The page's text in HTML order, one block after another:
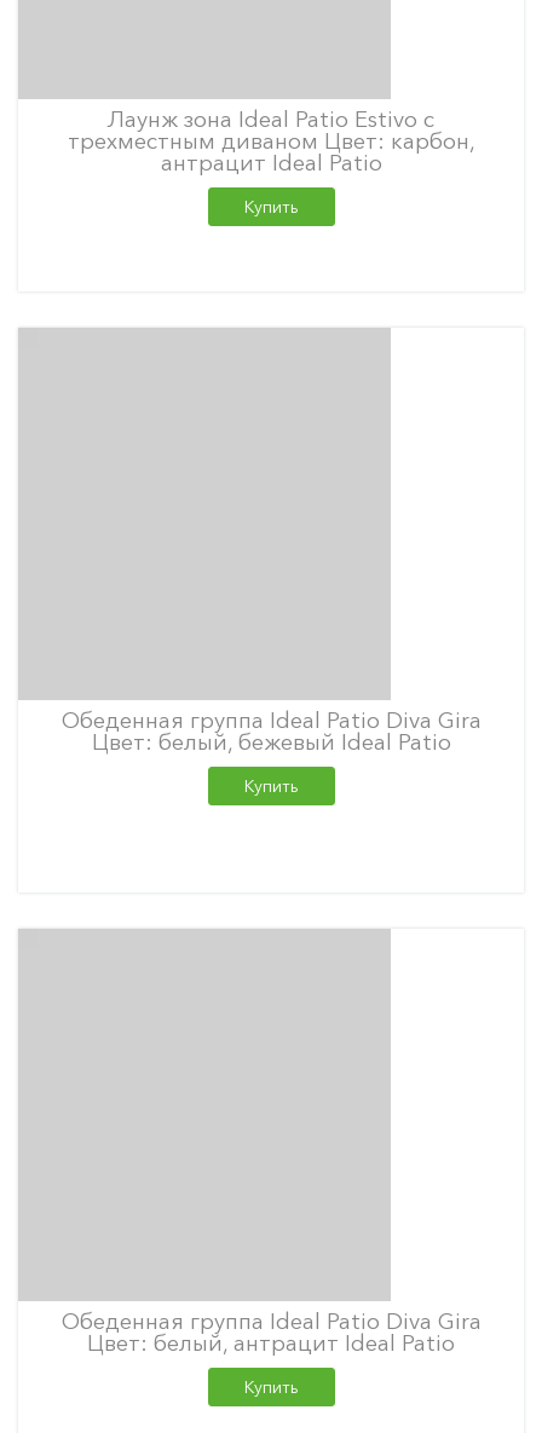
Лаунж зона Ideal Patio Estivo с
трехместным диваном Цвет: карбон,
антрацит Ideal Patio
Купить
Обеденная группа Ideal Patio Diva Gira
Цвет: белый, бежевый Ideal Patio
Купить
Обеденная группа Ideal Patio Diva Gira
Цвет: белый, антрацит Ideal Patio
Купить